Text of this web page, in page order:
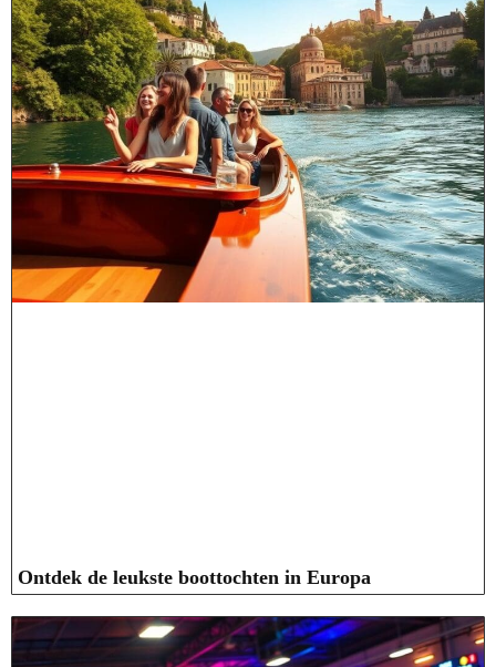
Ontdek de leukste boottochten in Europa